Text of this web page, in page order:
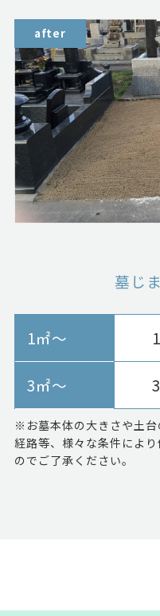
墓じ
1㎡～
3㎡～
※お墓本体の大きさや土台
経路等、様々な条件によ
のでご了承ください。